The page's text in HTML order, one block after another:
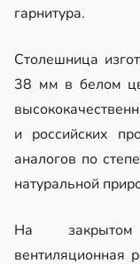
гарнитура.
Столешница
38 мм в белом
и российских
аналогов по
натуральной
На закрытом
вентиляционная